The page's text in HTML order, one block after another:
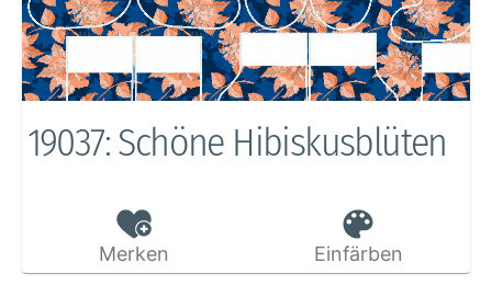
19037: Schöne Hibiskusblüten
Merken Einfärben